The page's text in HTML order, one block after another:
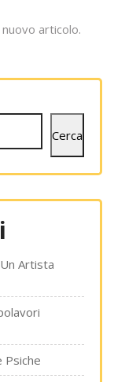
articolo.
Cerca
Artista
Psiche